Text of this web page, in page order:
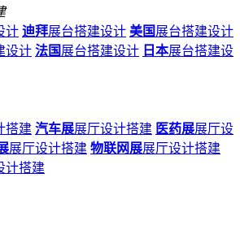
计 迪拜展台搭建设计 美国 展台搭建设计
设计 法国 展台搭建设计 日本展台搭建设
搭建 汽车展展厅设计搭建 医药展展厅设
展厅设计搭建 物联网展展厅设计搭建
计搭建